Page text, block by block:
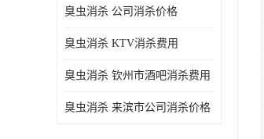
臭虫消杀 公司消杀价格
臭虫消杀 KTV消杀费用
臭虫消杀 钦州市酒吧消杀费用
臭虫消杀 来滨市公司消杀价格